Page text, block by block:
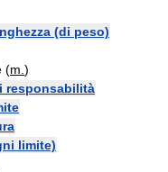
(di peso)
(m. )
responsabilità
limite)